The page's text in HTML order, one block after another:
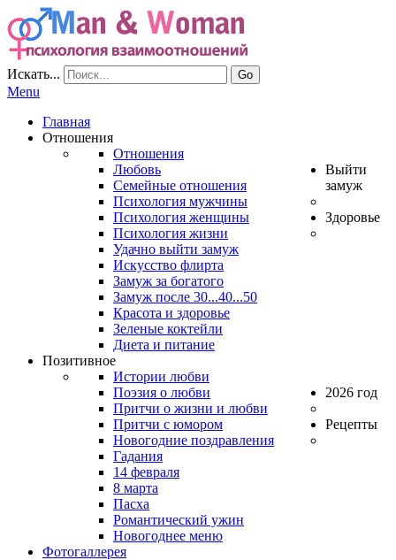
Искать... Go
Menu
Главная
Отношения
Отношения
Любовь
Семейные отношения
Психология мужчины
Психология женщины
Психология жизни
Выйти
замуж
Удачно выйти замуж
Искусство флирта
Замуж за богатого
Замуж после 30...40...50
Здоровье
Красота и здоровье
Зеленые коктейли
Диета и питание
Позитивное
Истории любви
Поэзия о любви
Притчи о жизни и любви
Притчи с юмором
2026 год
Новогодние поздравления
Гадания
14 февраля
8 марта
Рецепты
Пасха
Романтический ужин
Новогоднее меню
Фотогаллерея